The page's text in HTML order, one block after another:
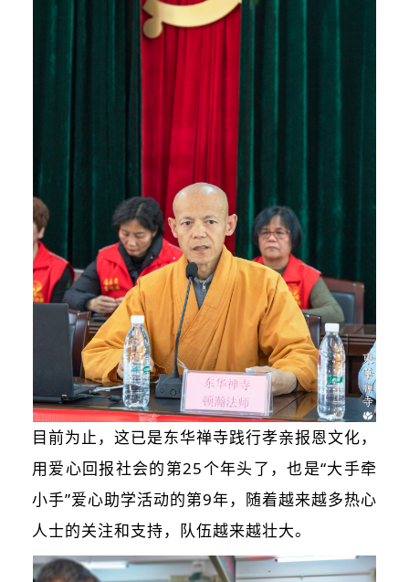
目前为止，这已是东华禅寺践行孝亲报恩文化，
用爱心回报社会的第25个年头了，也是“大手牵
小手”爱心助学活动的第9年，随着越来越多热心
人士的关注和支持，队伍越来越壮大。